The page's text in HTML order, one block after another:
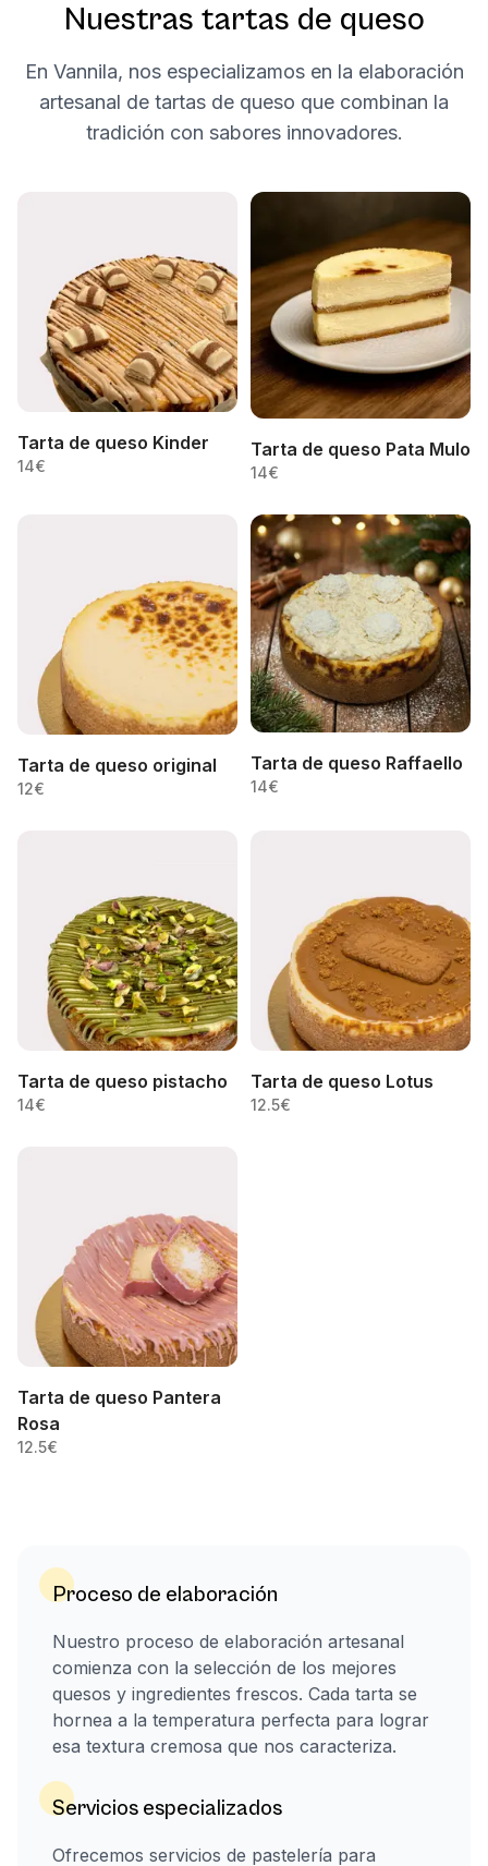
Nuestras tartas de queso
En Vannila, nos especializamos en la elaboración
artesanal de tartas de queso que combinan la
tradición con sabores innovadores.
Tarta de queso Kinder
14€
Tarta de queso Pata Mulo
14€
Tarta de queso original
12€
Tarta de queso Raffaello
14€
Tarta de queso pistacho
14€
Tarta de queso Lotus
12.5€
Tarta de queso Pantera
Rosa
12.5€
Proceso de elaboración
Nuestro proceso de elaboración artesanal
comienza con la selección de los mejores
quesos y ingredientes frescos. Cada tarta se
hornea a la temperatura perfecta para lograr
esa textura cremosa que nos caracteriza.
Servicios especializados
Ofrecemos servicios de pastelería para